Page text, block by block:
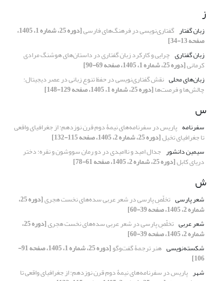
ز
زبان گفتار گفتاری‌نویسی در فرهنگ‌های فارسی [دوره 25، شماره 1، 1405،
صفحه 13-34]
زبان گفتاری چرایی و کارکرد زبان گفتاری در داستان‌های هوشنگ مرادی
کرمانی[دوره 25، شماره 1، 1405، صفحه 69-90]
زبان‌های محلی نقش گفتاری‌نویسی در حفظ تنوع زبانی در عصر دیجیتال:
چالش‌ها و فرصت‌ها[دوره 25، شماره 1، 1405، صفحه 129-148]
س
سفرنامه پاریس در سفرنامه‌های نیمۀ دوم قرن نوزدهم: از جغرافیای واقعی
تا جغرافیای تخیل[دوره 25، شماره 2، 1405، صفحه 115-132]
سیمین دانشور جدال امید و ناامیدی در دو رمان سووشون و نقره: دختر
دریای کابل[دوره 25، شماره 2، 1405، صفحه 61-78]
ش
شعر پارسی تخلّصِ پارسی در شعر عربی سده‌های نخست هجری [دوره 25،
شماره 2، 1405، صفحه 39-60]
شعر عربی تخلّصِ پارسی در شعر عربی سده‌های نخست هجری [دوره 25،
شماره 2، 1405، صفحه 39-60]
شکسته‌نویسی هنر ترجمۀ گفت‌وگو [دوره 25، شماره 1، 1405، صفحه 91-
106]
شهر پاریس در سفرنامه‌های نیمۀ دوم قرن نوزدهم: از جغرافیای واقعی تا